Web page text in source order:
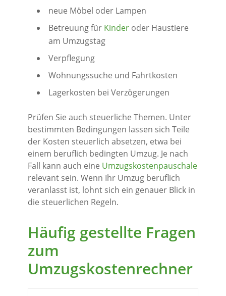
neue Möbel oder Lampen
Betreuung für Kinderoder Haustiere
am Umzugstag
Verpflegung
Wohnungssuche und Fahrtkosten
Lagerkosten bei Verzögerungen
Prüfen Sie auch steuerliche Themen. Unter
bestimmten Bedingungen lassen sich Teile
der Kosten steuerlich absetzen, etwa bei
einem beruflich bedingten Umzug. Je nach
Fall kann auch eine Umzugskostenpauschale
relevant sein. Wenn Ihr Umzug beruflich
veranlasst ist, lohnt sich ein genauer Blick in
die steuerlichen Regeln.
Häufig gestellte Fragen
zum
Umzugskostenrechner